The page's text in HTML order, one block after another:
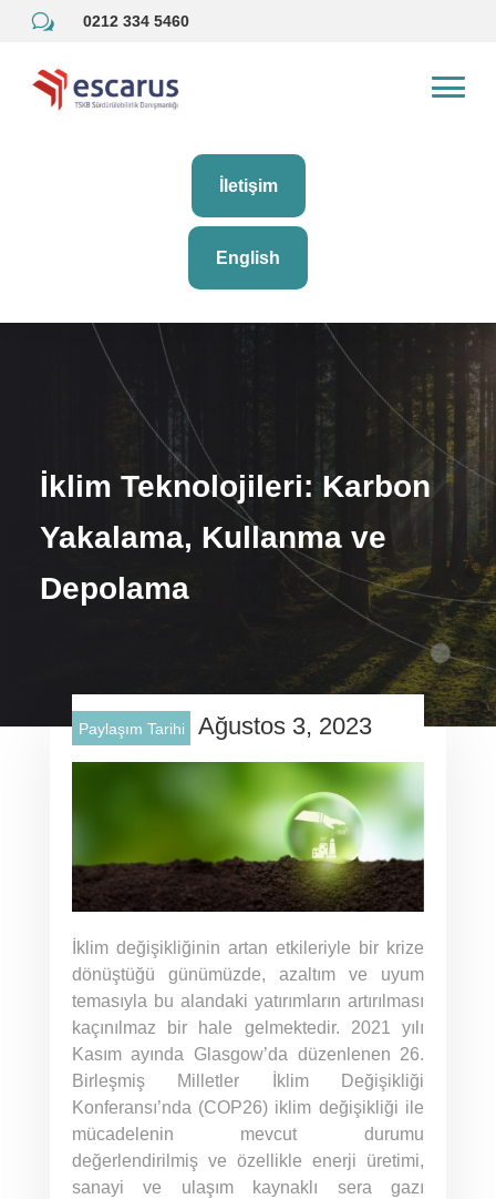
w 0212 334 5460
İletişim
English
İklim Teknolojileri: Karbon
Yakalama, Kullanma ve
Depolama
Paylaşım Tarihi Ağustos 3, 2023
İklim değişikliğinin artan etkileriyle bir krize
dönüştüğü günümüzde, azaltım ve uyum
temasıyla bu alandaki yatırımların artırılması
kaçınılmaz bir hale gelmektedir. 2021 yılı
Kasım ayında Glasgow’da düzenlenen 26.
Birleşmiş Milletler İklim Değişikliği
Konferansı’nda (COP26) iklim değişikliği ile
mücadelenin mevcut durumu
değerlendirilmiş ve özellikle enerji üretimi,
sanayi ve ulaşım kaynaklı sera gazı